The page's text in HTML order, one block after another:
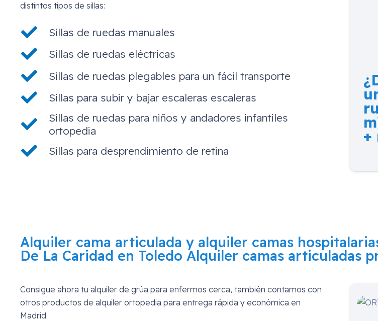
distintos tipos de sillas:
Sillas de ruedas manuales
Sillas de ruedas eléctricas
Sillas de ruedas plegables para un fácil transporte
Sillas para subir y bajar escaleras escaleras
Sillas de ruedas para niños y andadores infantiles
ortopedia
Sillas para desprendimiento de retina
+
Alquiler cama articulada y alquiler camas
De La Caridad en Toledo Alquiler camas articuladas
Consigue ahora tu alquiler de grúa para enfermos cerca, también contamos con
otros productos de alquiler ortopedia para entrega rápida y económica en
Madrid.